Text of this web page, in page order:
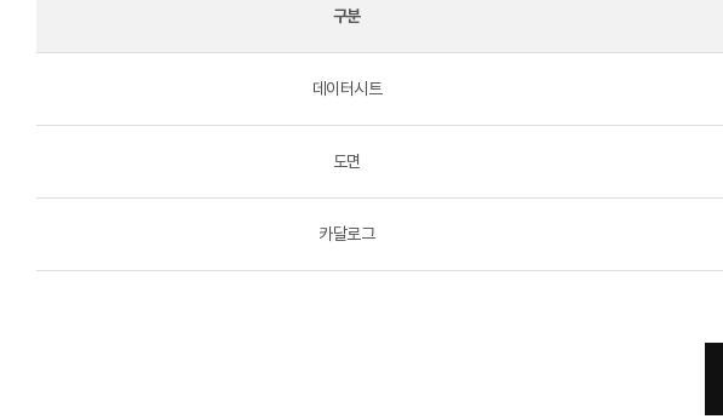
구분
데이터시트
도면
카달로그